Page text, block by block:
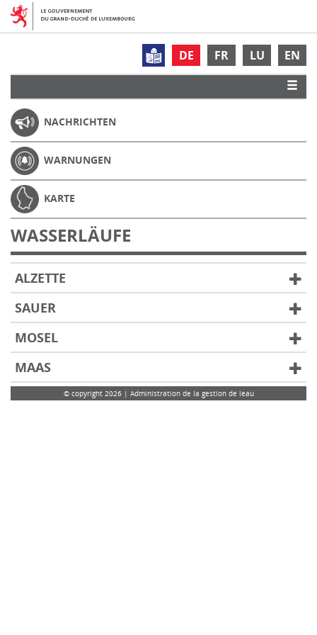
DE FR LU EN
NACHRICHTEN
WARNUNGEN
KARTE
WASSERLÄUFE
ALZETTE
SAUER
MOSEL
MAAS
© copyright 2026 | Administration de la gestion de leau